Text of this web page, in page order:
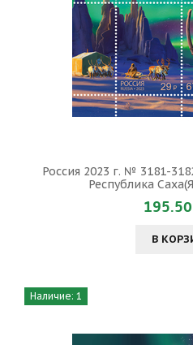
Россия 2023 г. № 3181-
Республика
В
Наличие: 1